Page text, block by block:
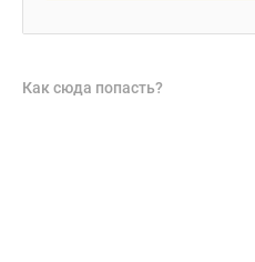
Как сюда попасть?